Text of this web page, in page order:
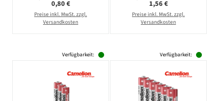
- Leistung auf Dauer -
CAMELION
Regulärer Preis:
0,80 €
Preise inkl. MwSt. zzgl.
Versandkosten
- Leistung auf Dauer -
CAMELION
Regulärer Preis:
1,56 €
Preise inkl. MwSt. zzgl.
Versandkosten
Verfügbarkeit: Verfügbarkeit: